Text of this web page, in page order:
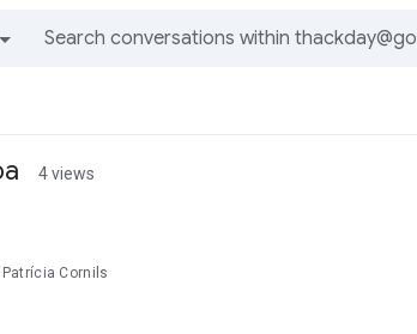
4 views
Cornils